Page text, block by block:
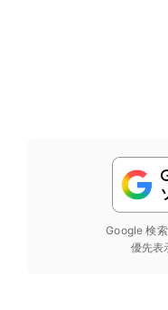
Google 検
優先表